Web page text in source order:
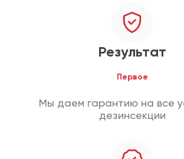
Результат
Первое
Мы даем гарантию на все
дезинсекции